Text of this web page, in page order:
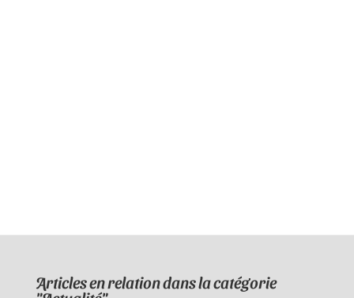
Articles en relation dans la catégorie